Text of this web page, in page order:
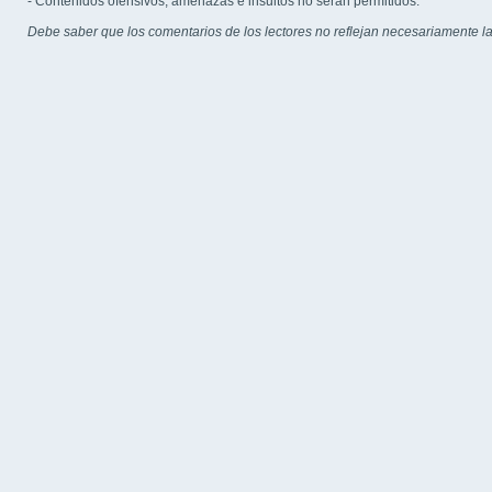
Debe saber que los comentarios de los lectores no reflejan necesariamente